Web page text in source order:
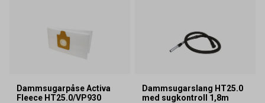
Dammsugarpåse Activa
Fleece HT25.0/VP930
Dammsugarslang HT25.0
med sugkontroll 1,8m